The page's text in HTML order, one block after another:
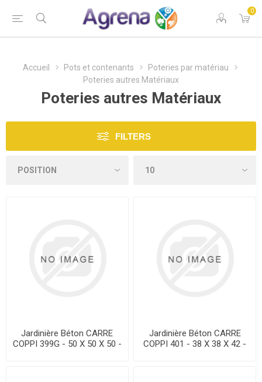
0
Accueil Pots et contenants
Poteries par matériau
Poteries autres Matériaux
Poteries autres Matériaux
FILTERS
Jardinière Béton CARRE
COPPI 399G - 50 X 50 X 50 -
Jardinière Béton CARRE
COPPI 401 - 38 X 38 X 42 -